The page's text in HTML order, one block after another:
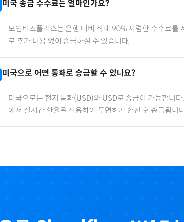
미국 송금 수수료는 얼마인가요?
모인비즈플러스는 은행 대비 최대 90% 저렴한 수수료
로 추가 비용 없이 송금하실 수 있습니다.
미국으로 어떤 통화로 송금할 수 있나요?
미국으로는 현지 통화(USD)와 USD로 송금이 가능합니
에서 실시간 환율을 적용하여 투명하게 환전 후 송금됩니